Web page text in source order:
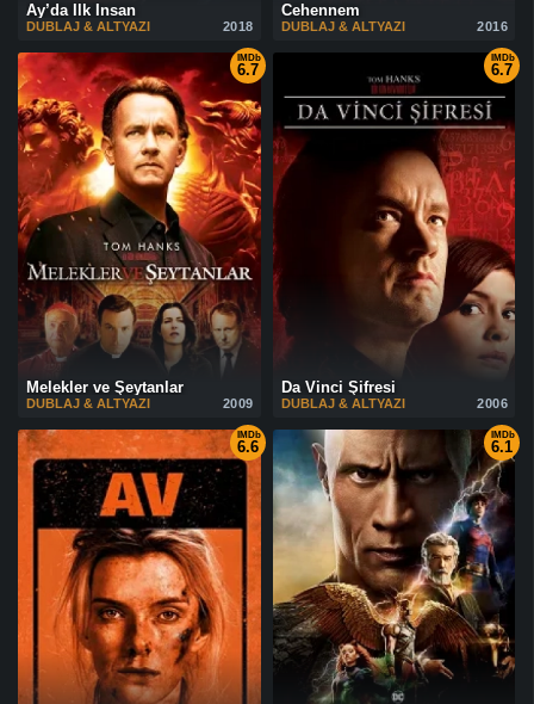
Ay’da İlk İnsan
2018
DUBLAJ & ALTYAZI
Cehennem
2016
DUBLAJ & ALTYAZI
IMDb
6.7
Melekler ve Şeytanlar
2009
DUBLAJ & ALTYAZI
IMDb
6.7
Da Vinci Şifresi
2006
DUBLAJ & ALTYAZI
IMDb
6.6
IMDb
6.1